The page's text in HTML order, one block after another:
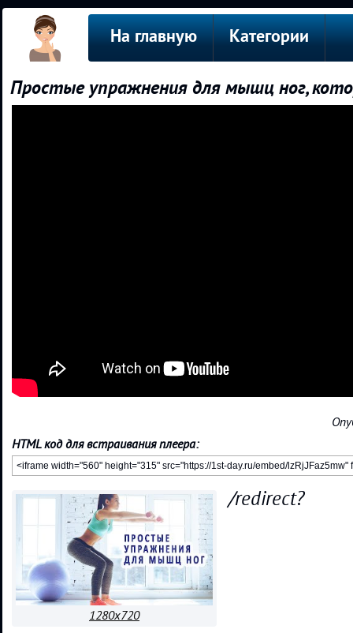
На главную Категории
Простые упражнения для мышц ног,
HTML код для встраивания плеера:
1280x720
/redirect?